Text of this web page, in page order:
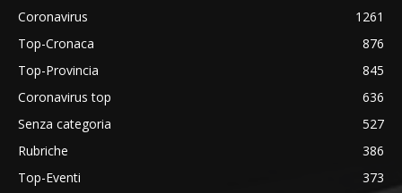
Coronavirus
1261
Top-Cronaca
876
Top-Provincia
845
Coronavirus top
636
Senza categoria
527
Rubriche
386
Top-Eventi
373